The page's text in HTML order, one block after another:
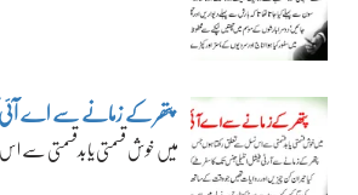
پتھر کے زمانے سے اے
میں خوش قسمتی یا بدقسمتی سے